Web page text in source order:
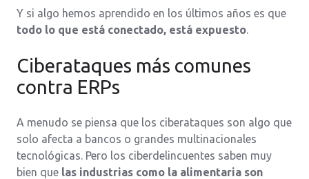
Y si algo hemos aprendido en los últimos años es que
todo lo que está conectado, está expuesto.
Ciberataques más comunes
contra ERPs
A menudo se piensa que los ciberataques son algo que
solo afecta a bancos o grandes multinacionales
tecnológicas. Pero los ciberdelincuentes saben muy
bien que las industrias como la alimentaria son